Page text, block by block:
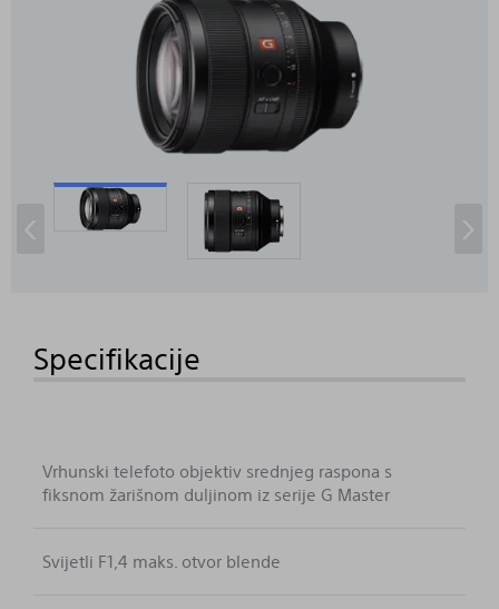
‹ ›
Specifikacije
Vrhunski telefoto objektiv srednjeg raspona s
fiksnom žarišnom duljinom iz serije G Master
Svijetli F1,4 maks. otvor blende